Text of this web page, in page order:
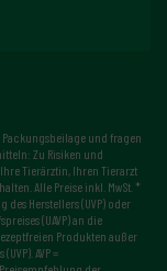
und fragen
Zu Risiken und
Tierärztin, Ihren Tierarzt
Alle Preise inkl. MwSt. *
Herstellers (UVP) oder
(UAVP) an die
Produkten außer
AVP =